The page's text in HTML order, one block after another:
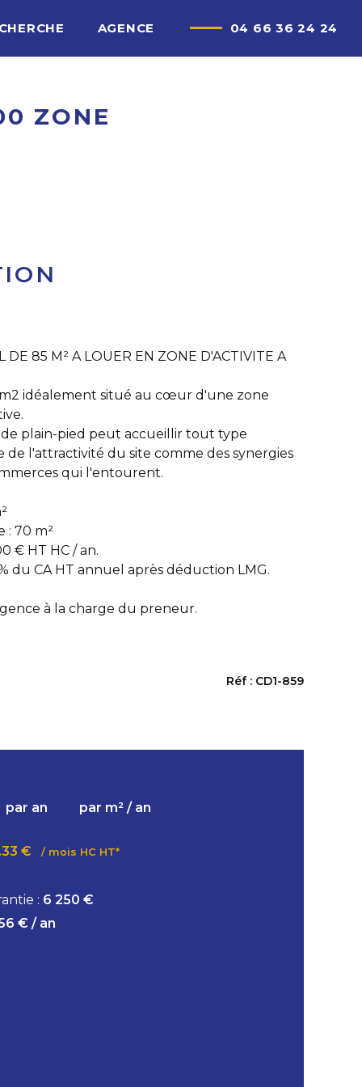
AGENCE 04 66 36 24 24
ZONE
DE 85 M² A LOUER EN ZONE D'ACTIVITE A
idéalement situé au cœur d'une zone
plain-pied peut accueillir tout type
de l'attractivité du site comme des synergies
qui l'entourent.
: 70 m²
€ HT HC / an.
du CA HT annuel après déduction LMG.
à la charge du preneur.
Réf : CD1-859
par an par m² / an
€ / mois HC HT*
: 6 250 €
€ / an